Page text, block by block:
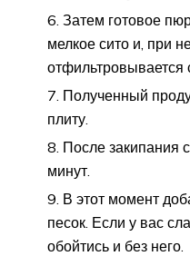
Затем готовое
мелкое сито и, при
отфильтровывается
Полученный
плиту.
После закипания
минут.
В этот момент
песок. Если у вас
обойтись и без него.